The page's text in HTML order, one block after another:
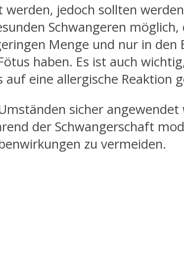
werden, jedoch sollten
Schwangeren möglich,
Menge und nur in den
haben. Es ist auch
eine allergische Reaktion
sicher angewendet
der Schwangerschaft
zu vermeiden.